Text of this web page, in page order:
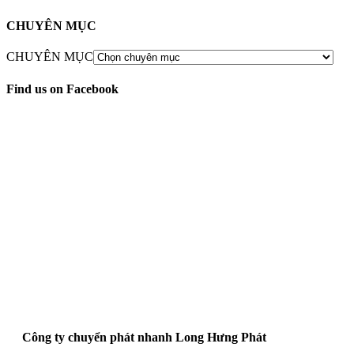
CHUYÊN MỤC
CHUYÊN MỤC
Find us on Facebook
Công ty chuyển phát nhanh Long Hưng Phát